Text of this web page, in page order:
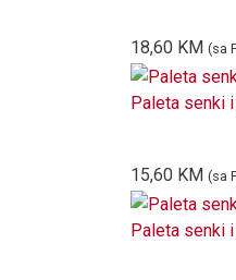
18,60 KM (sa
Paleta senki
15,60 KM (sa
Paleta senki